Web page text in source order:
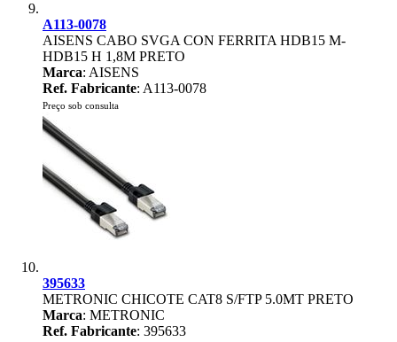
A113-0078
AISENS CABO SVGA CON FERRITA HDB15 M-
HDB15 H 1,8M PRETO
Marca: AISENS
Ref. Fabricante: A113-0078
Preço sob consulta
395633
METRONIC CHICOTE CAT8 S/FTP 5.0MT PRETO
Marca: METRONIC
Ref. Fabricante: 395633